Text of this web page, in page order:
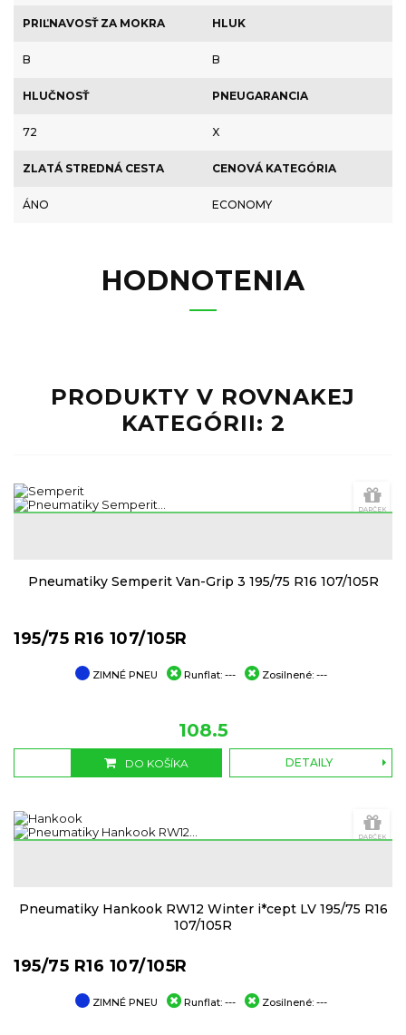
PRIĽNAVOSŤ ZA MOKRA
B
HLUK
B
HLUČNOSŤ
72
PNEUGARANCIA
X
ZLATÁ STREDNÁ CESTA
ÁNO
CENOVÁ KATEGÓRIA
ECONOMY
HODNOTENIA
PRODUKTY V ROVNAKEJ
KATEGÓRII: 2
DARČEK
Pneumatiky Semperit Van-Grip 3 195/75 R16 107/105R
195/75 R16 107/105R
ZIMNÉ PNEU Runflat: --- Zosilnené: ---
108.5
DO KOŠÍKA DETAILY
DARČEK
Pneumatiky Hankook RW12 Winter i*cept LV 195/75 R16
107/105R
195/75 R16 107/105R
ZIMNÉ PNEU Runflat: --- Zosilnené: ---